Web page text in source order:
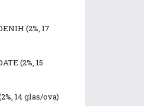
(2%, 17
(2%, 15
14 glas/ova)